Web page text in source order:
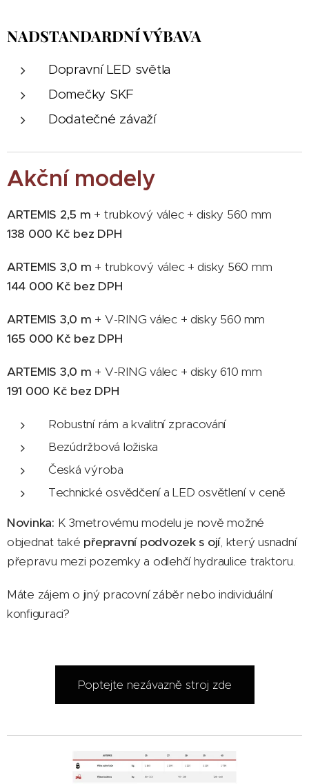
NADSTANDARDNÍ VÝBAVA
Dopravní LED světla
Domečky SKF
Dodatečné závaží
Akční modely
ARTEMIS 2,5 m + trubkový válec + disky 560 mm
138 000 Kč bez DPH
ARTEMIS 3,0 m + trubkový válec + disky 560 mm
144 000 Kč bez DPH
ARTEMIS 3,0 m + V-RING válec + disky 560 mm
165 000 Kč bez DPH
ARTEMIS 3,0 m + V-RING válec + disky 610 mm
191 000 Kč bez DPH
Robustní rám a kvalitní zpracování
Bezúdržbová ložiska
Česká výroba
Technické osvědčení a LED osvětlení v ceně
Novinka: K 3metrovému modelu je nově možné
objednat také přepravní podvozek s ojí, který usnadní
přepravu mezi pozemky a odlehčí hydraulice traktoru.
Máte zájem o jiný pracovní záběr nebo individuální
konfiguraci?
Poptejte nezávazně stroj zde